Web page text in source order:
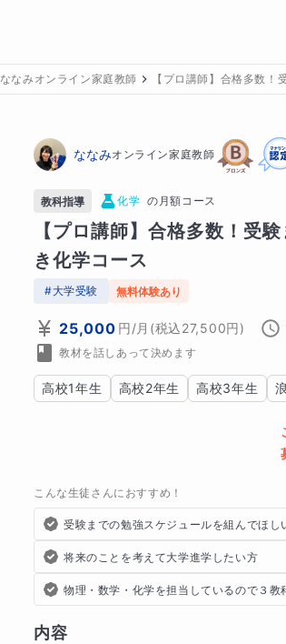
ななみオンライン家庭教師 【プロ講師】合格多数
ななみオンライン家庭教師
教科指導 化学 の 月額コース
【プロ講師】合格多数！受
き化学コース
#大学受験 無料体験あり
25,000 円/月 (税込27,500円)
教材を話しあって決めます
高校1年生 高校2年生 高校3年生
こんな生徒さんにおすすめ！
受験までの勉強スケジュールを組んでほ
将来のことを考えて大学進学したい方
物理・数学・化学を担当しているので３教
内容